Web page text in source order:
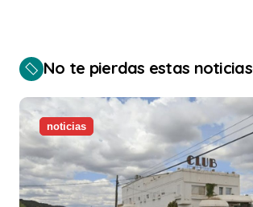
No te pierdas estas noticias
noticias